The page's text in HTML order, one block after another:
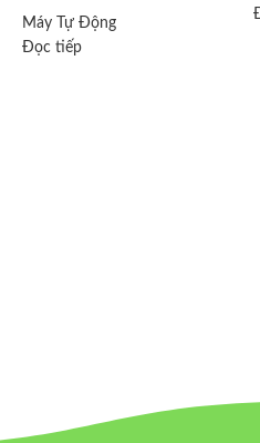
Máy Tự Động
Đọc tiếp